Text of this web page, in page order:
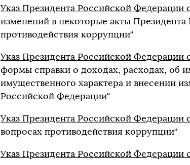
Указ Президента Российской Федерации
изменений в некоторые акты
противодействия коррупции“
Указ Президента Российской Федерации
формы справки о доходах, расходах, об
имущественного характера и внесении
Российской Федерации“
Указ Президента Российской Федерации
вопросах противодействия коррупции“
Указ Президента Российской Федерации